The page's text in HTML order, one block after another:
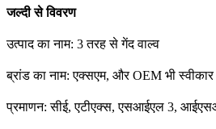
जल्दी से विवरण
उत्पाद का नाम: 3 तरह से गेंद वाल्व
ब्रांड का नाम: एक्सएम, और OEM भी स्वीकार
प्रमाणन: सीई, एटीएक्स, एसआईएल 3,